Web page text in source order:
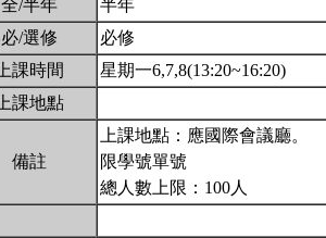
全/半年
半年
必/選修
必修
上課時間
星期一6,7,8(13:20~16:20)
上課地點
備註
上課地點：應國際會議廳。
限學號單號
總人數上限：100人